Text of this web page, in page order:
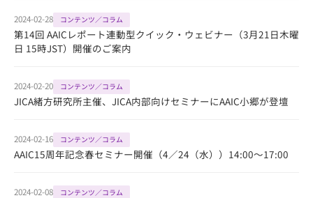
2024-02-28 コンテンツ／コラム
第14回 AAICレポート連動型クイック・ウェビナー（3月21日木曜
日 15時JST）開催のご案内
2024-02-20 コンテンツ／コラム
JICA緒方研究所主催、JICA内部向けセミナーにAAIC小郷が登壇
2024-02-16 コンテンツ／コラム
AAIC15周年記念春セミナー開催（4／24（水））14:00～17:00
2024-02-08 コンテンツ／コラム